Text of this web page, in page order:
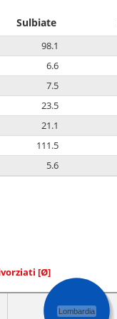
Sulbiate
98.1
6.6
7.5
23.5
21.1
111.5
5.6
[Ø]
Lombardia